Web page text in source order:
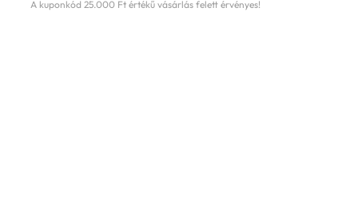
A kuponkód 25.000 Ft értékű vásárlás felett érvényes!